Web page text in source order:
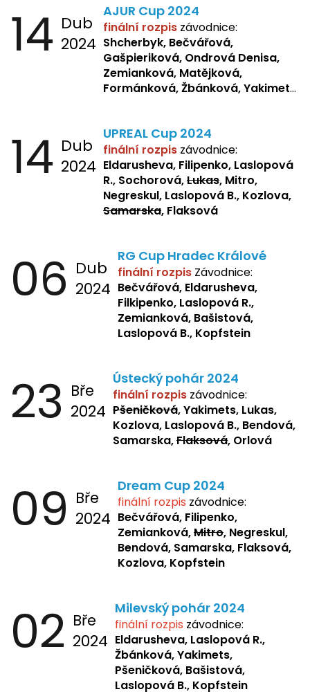
Žbánková, Sochorová
14 Dub
2024
AJUR Cup 2024
finální rozpis závodnice:
Shcherbyk, Bečvářová,
Gašpieriková, Ondrová Denisa,
Zemianková, Matějková,
Formánková, Žbánková, Yakimets,
14 Dub
2024
UPREAL Cup 2024
finální rozpis závodnice:
Eldarusheva, Filipenko, Laslopová
R., Sochorová,Lukas, Mitro,
Negreskul, Laslopová B., Kozlova,
Samarska, Flaksová
06 Dub
2024
RG Cup Hradec Králové
finální rozpis Závodnice:
Bečvářová, Eldarusheva,
Filkipenko, Laslopová R.,
Zemianková, Bašistová,
Laslopová B., Kopfstein
23 Bře
2024
Ústecký pohár 2024
finální rozpis závodnice:
Pšeničková, Yakimets, Lukas,
Kozlova, Laslopová B., Bendová,
Samarska,Flaksová, Orlová
09 Bře
2024
Dream Cup 2024
finální rozpis závodnice:
Bečvářová, Filipenko,
Zemianková,Mitro, Negreskul,
Bendová, Samarska, Flaksová,
Kozlova, Kopfstein
02 Bře
2024
Milevský pohár 2024
finální rozpis závodnice:
Eldarusheva, Laslopová R.,
Žbánková, Yakimets,
Pšeničková, Bašistová,
Laslopová B., Kopfstein